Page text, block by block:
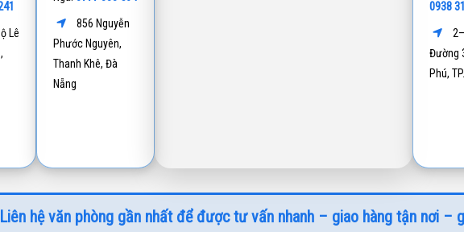
Lê
856 Nguyễn
Phước Nguyên,
Thanh Khê, Đà
Nẵng
0938
Đường
Phú,
Liên hệ văn phòng gần nhất để được tư vấn nhanh – giao hàng tận nơi –